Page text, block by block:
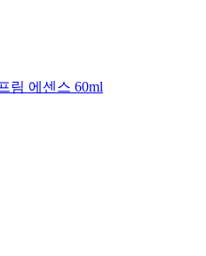
림 에센스 60ml